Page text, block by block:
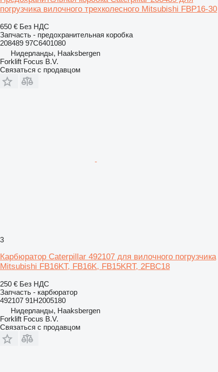
погрузчика вилочного трехколесного Mitsubishi FBP16-30
650 € Без НДС
Запчасть - предохранительная коробка
208489 97C6401080
Нидерланды, Haaksbergen
Forklift Focus B.V.
Связаться с продавцом
3
Карбюратор Caterpillar 492107 для вилочного погрузчика
Mitsubishi FB16KT, FB16K, FB15KRT, 2FBC18
250 € Без НДС
Запчасть - карбюратор
492107 91H2005180
Нидерланды, Haaksbergen
Forklift Focus B.V.
Связаться с продавцом